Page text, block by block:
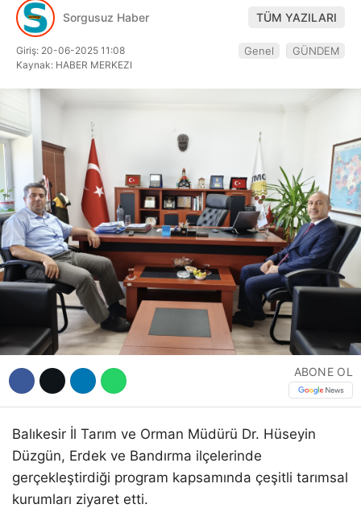
Instagram
Youtube
Sorgusuz Haber TÜM YAZILARI
Giriş: 20-06-2025 11:08
Kaynak: HABER MERKEZI
Genel GÜNDEM
ABONE OL
Balıkesir İl Tarım ve Orman Müdürü Dr. Hüseyin
Düzgün, Erdek ve Bandırma ilçelerinde
gerçekleştirdiği program kapsamında çeşitli tarımsal
kurumları ziyaret etti.